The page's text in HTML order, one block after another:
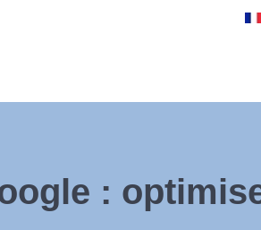
: